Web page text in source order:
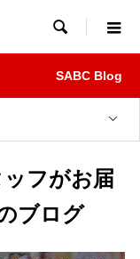

SABC Blog
フがお届
ブログ